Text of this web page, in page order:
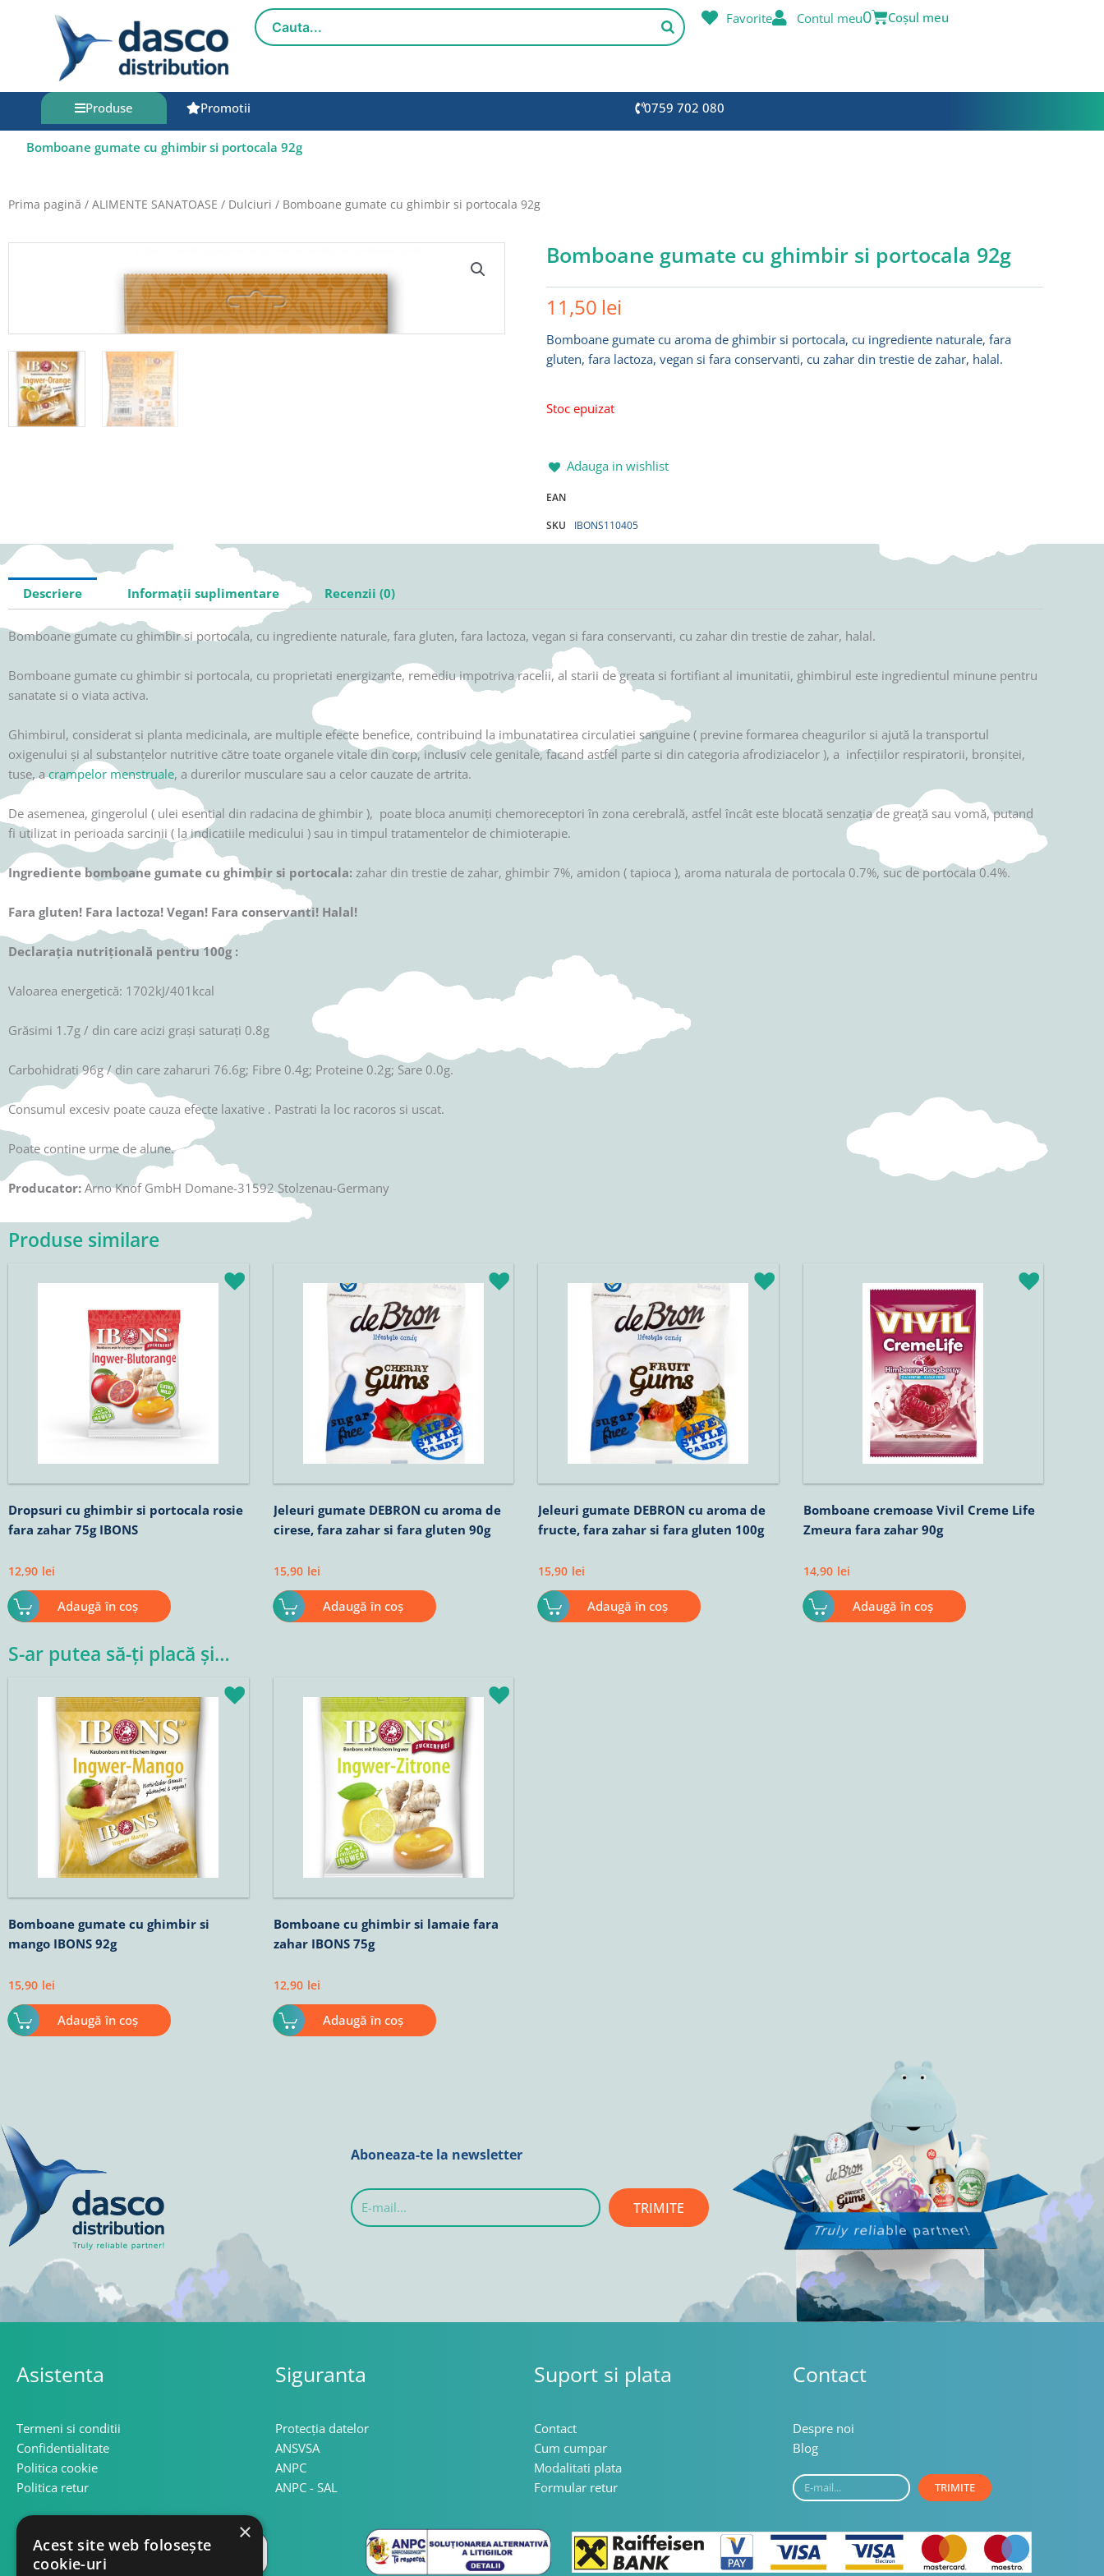
Favorite Contul meu0
Cart
Produse Promotii 0759 702 080
Bomboane gumate cu ghimbir si portocala 92g
Prima pagină / ALIMENTE SANATOASE / Dulciuri / Bomboane gumate cu ghimbir si portocala 92g
Bomboane gumate cu ghimbir si portocala 92g
11,50 lei
Bomboane gumate cu aroma de ghimbir si portocala, cu ingrediente naturale, fara
gluten, fara lactoza, vegan si fara conservanti, cu zahar din trestie de zahar, halal.
Stoc epuizat
Adauga in wishlist
EAN
SKU
IBONS110405
Descriere Informații suplimentare Recenzii (0)
Bomboane gumate cu ghimbir si portocala, cu ingrediente naturale, fara gluten, fara lactoza, vegan si fara conservanti, cu zahar din trestie de zahar, halal.
Bomboane gumate cu ghimbir si portocala, cu proprietati energizante, remediu impotriva racelii, al starii de greata si fortifiant al imunitatii, ghimbirul este ingredientul minune pentru
sanatate si o viata activa.
Ghimbirul, considerat si planta medicinala, are multiple efecte benefice, contribuind la imbunatatirea circulatiei sanguine ( previne formarea cheagurilor si ajută la transportul
oxigenului şi al substanţelor nutritive către toate organele vitale din corp, inclusiv cele genitale, facand astfel parte si din categoria afrodiziacelor ), a infecţiilor respiratorii, bronşitei,
tuse, acrampelor menstruale, a durerilor musculare sau a celor cauzate de artrita.
De asemenea, gingerolul ( ulei esential din radacina de ghimbir ), poate bloca anumiţi chemoreceptori în zona cerebrală, astfel încât este blocată senzaţia de greaţă sau vomă, putand
fi utilizat in perioada sarcinii ( la indicatiile medicului ) sau in timpul tratamentelor de chimioterapie.
Ingrediente bomboane gumate cu ghimbir si portocala: zahar din trestie de zahar, ghimbir 7%, amidon ( tapioca ), aroma naturala de portocala 0.7%, suc de portocala 0.4%.
Fara gluten! Fara lactoza! Vegan! Fara conservanti! Halal!
Declaraţia nutriţională pentru 100g :
Valoarea energetică: 1702kJ/401kcal
Grăsimi 1.7g / din care acizi grași saturați 0.8g
Carbohidrati 96g / din care zaharuri 76.6g; Fibre 0.4g; Proteine 0.2g; Sare 0.0g.
Consumul excesiv poate cauza efecte laxative . Pastrati la loc racoros si uscat.
Poate contine urme de alune.
Producator: Arno Knof GmbH Domane-31592 Stolzenau-Germany
Produse similare
Dropsuri cu ghimbir si portocala rosie
fara zahar 75g IBONS
12,90 lei
Adaugă în coș
Jeleuri gumate DEBRON cu aroma de
cirese, fara zahar si fara gluten 90g
15,90 lei
Adaugă în coș
Jeleuri gumate DEBRON cu aroma de
fructe, fara zahar si fara gluten 100g
15,90 lei
Adaugă în coș
Bomboane cremoase Vivil Creme Life
Zmeura fara zahar 90g
14,90 lei
Adaugă în coș
S-ar putea să-ți placă și…
Bomboane gumate cu ghimbir si
mango IBONS 92g
15,90 lei
Adaugă în coș
Bomboane cu ghimbir si lamaie fara
zahar IBONS 75g
12,90 lei
Adaugă în coș
Aboneaza-te la newsletter
E-
mail...
TRIMITE
Asistenta
Termeni si conditii
Confidentialitate
Politica cookie
Politica retur
Siguranta
Protecția datelor
ANSVSA
ANPC
ANPC - SAL
Suport si plata
Contact
Cum cumpar
Modalitati plata
Formular retur
Contact
Despre noi
Blog
E-
mail...
TRIMITE
×
Acest site web folosește
cookie-uri